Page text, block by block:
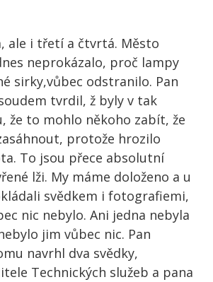
ale i třetí a čtvrtá. Město
neprokázalo, proč lampy
sirky,vůbec odstranilo. Pan
tvrdil, ž byly v tak
že to mohlo někoho zabít, že
protože hrozilo
To jsou přece absolutní
lži. My máme doloženo a u
svědkem i fotografiemi,
nic nebylo. Ani jedna nebyla
jim vůbec nic. Pan
navrhl dva svědky,
Technických služeb a pana